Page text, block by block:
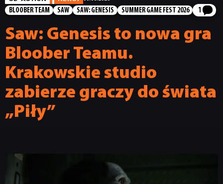
BLOOBER TEAM
SAW SAW: GENESIS SUMMER GAME FEST 2026 1
Saw: Genesis to nowa gra
Bloober Teamu.
Krakowskie studio
zabierze graczy do świata
„Piły”